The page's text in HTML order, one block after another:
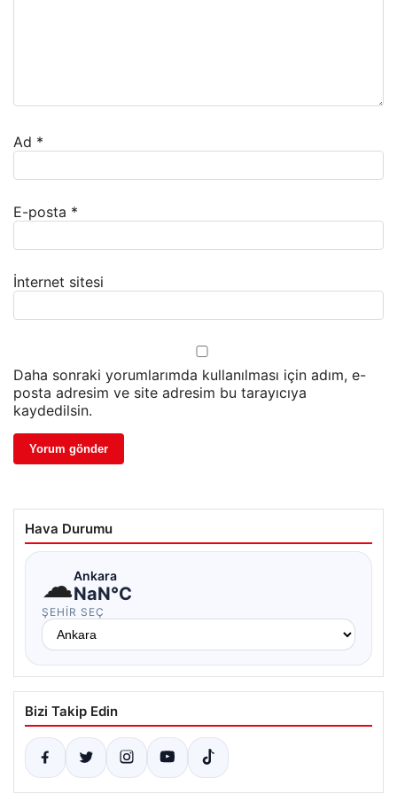
Ad *
E-posta *
İnternet sitesi
Daha sonraki yorumlarımda kullanılması için adım, e-
posta adresim ve site adresim bu tarayıcıya
kaydedilsin.
Hava Durumu
☁Ankara
NaN°C
ŞEHIR SEÇ
Bizi Takip Edin